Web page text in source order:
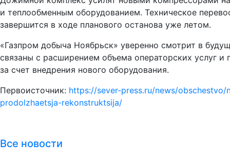
и теплообменным оборудованием. Техническое
завершится в ходе планового останова уже летом.
«Газпром добыча Ноябрьск» уверенно смотрит в
связаны с расширением объема операторских услуг
за счет внедрения нового оборудования.
Первоисточник: https://sever-press.ru/news/
prodolzhaetsja-rekonstruktsija/
Все новости